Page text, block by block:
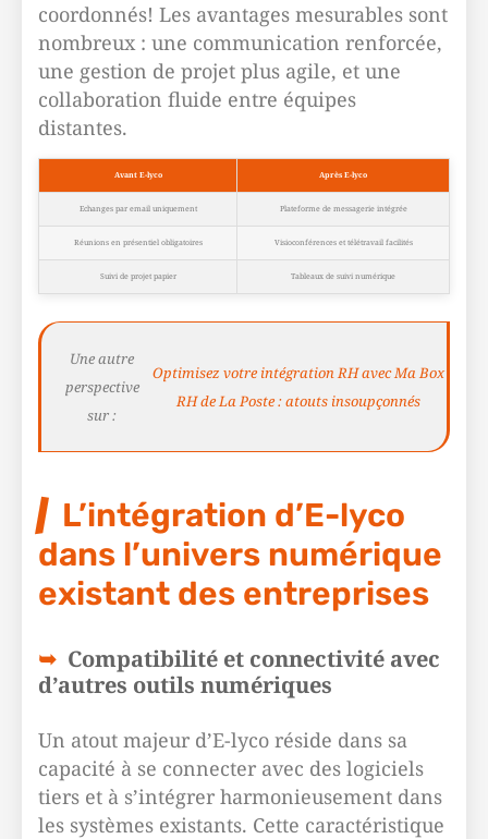
coordonnés! Les avantages mesurables sont
nombreux : une communication renforcée,
une gestion de projet plus agile, et une
collaboration fluide entre équipes
distantes.
Avant E-lyco Après E-lyco
Echanges par email uniquement Plateforme de messagerie intégrée
Réunions en présentiel obligatoires Visioconférences et télétravail facilités
Suivi de projet papier Tableaux de suivi numérique
Une autre
perspective
sur :
Optimisez votre intégration RH avec Ma Box
RH de La Poste : atouts insoupçonnés
L’intégration d’E-lyco
dans l’univers numérique
existant des entreprises
Compatibilité et connectivité avec
d’autres outils numériques
Un atout majeur d’E-lyco réside dans sa
capacité à se connecter avec des logiciels
tiers et à s’intégrer harmonieusement dans
les systèmes existants. Cette caractéristique